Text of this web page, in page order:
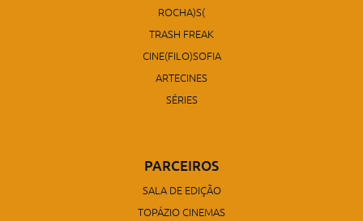
ROCHA)S(
TRASH FREAK
CINE(FILO)SOFIA
ARTECINES
SÉRIES
PARCEIROS
SALA DE EDIÇÃO
TOPÁZIO CINEMAS